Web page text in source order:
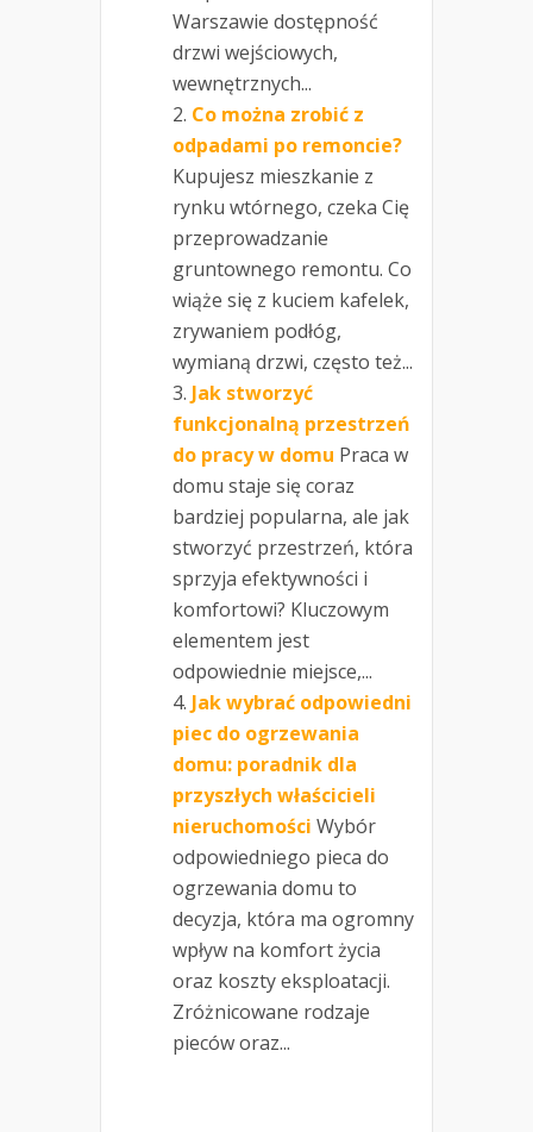
Warszawie dostępność
drzwi wejściowych,
wewnętrznych...
Co można zrobić z
odpadami po remoncie?
Kupujesz mieszkanie z
rynku wtórnego, czeka Cię
przeprowadzanie
gruntownego remontu. Co
wiąże się z kuciem kafelek,
zrywaniem podłóg,
wymianą drzwi, często też...
Jak stworzyć
funkcjonalną przestrzeń
do pracy w domu Praca w
domu staje się coraz
bardziej popularna, ale jak
stworzyć przestrzeń, która
sprzyja efektywności i
komfortowi? Kluczowym
elementem jest
odpowiednie miejsce,...
Jak wybrać odpowiedni
piec do ogrzewania
domu: poradnik dla
przyszłych właścicieli
nieruchomości Wybór
odpowiedniego pieca do
ogrzewania domu to
decyzja, która ma ogromny
wpływ na komfort życia
oraz koszty eksploatacji.
Zróżnicowane rodzaje
pieców oraz...